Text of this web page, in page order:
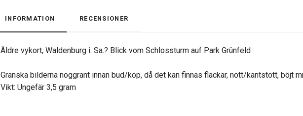
INFORMATION RECENSIONER
Äldre vykort, Waldenburg i. Sa.? Blick vom Schlossturm auf Park Grünfeld
Granska bilderna noggrant innan bud/köp, då det kan finnas fläckar, nött/kantstött, böjt
Vikt: Ungefär 3,5 gram